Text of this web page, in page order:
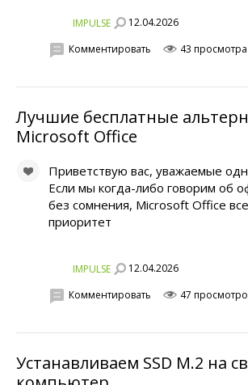
IMPULSE 12.04.2026
Комментировать 43 просмотра
Лучшие бесплатные
Microsoft Office
Приветствую вас, уважаемые
Если мы когда-либо говорим об
без сомнения, Microsoft Office
приоритет
IMPULSE 12.04.2026
Комментировать 47
Устанавливаем SSD M.2 на